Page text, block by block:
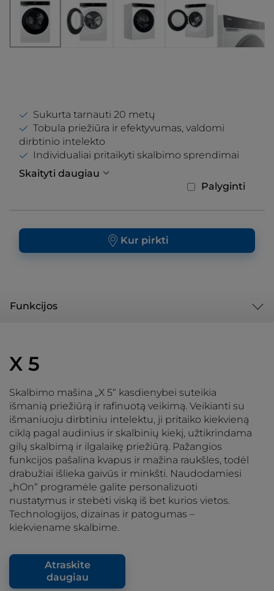
Sukurta tarnauti 20 metų
Tobula priežiūra ir efektyvumas, valdomi
dirbtinio intelekto
Individualiai pritaikyti skalbimo sprendimai
Skaityti daugiau
Palyginti
Kur pirkti
Funkcijos
X 5
Skalbimo mašina „X 5“ kasdienybei suteikia
išmanią priežiūrą ir rafinuotą veikimą. Veikianti su
išmaniuoju dirbtiniu intelektu, ji pritaiko kiekvieną
ciklą pagal audinius ir skalbinių kiekį, užtikrindama
gilų skalbimą ir ilgalaikę priežiūrą. Pažangios
funkcijos pašalina kvapus ir mažina raukšles, todėl
drabužiai išlieka gaivūs ir minkšti. Naudodamiesi
„hOn“ programėle galite personalizuoti
nustatymus ir stebėti viską iš bet kurios vietos.
Technologijos, dizainas ir patogumas –
kiekviename skalbime.
Atraskite
daugiau